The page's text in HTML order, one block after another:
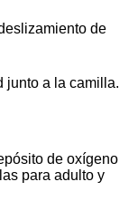
de
junto a la camilla.
de oxígeno
para adulto y